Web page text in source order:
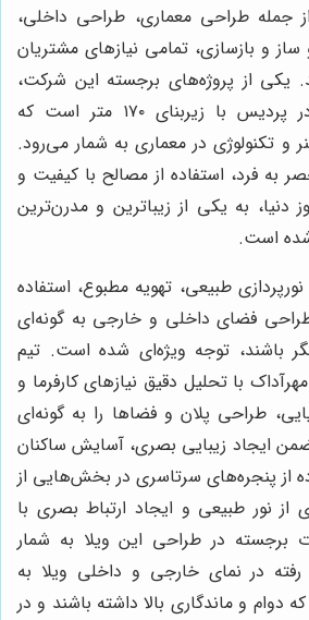
جمله طراحی معماری، طراحی داخلی،
و بازسازی، تمامی نیازهای مشتریان
از پروژه‌های برجسته این شرکت،
طراحی ویلای مدرن در پردیس با زیربنای ۱۷۰ متر است که
و تکنولوژی در معماری به شمار می‌رود.
به فرد، استفاده از مصالح با کیفیت و
دنیا، به یکی از زیباترین و مدرن‌ترین
شده است.
طبیعی، تهویه مطبوع، استفاده
فضای داخلی و خارجی به گونه‌ای
باشند، توجه ویژه‌ای شده است. تیم
با تحلیل دقیق نیازهای کارفرما و
طراحی پلان و فضاها را به گونه‌ای
ضمن ایجاد زیبایی بصری، آسایش ساکنان
از پنجره‌های سرتاسری در بخش‌هایی از
از نور طبیعی و ایجاد ارتباط بصری با
برجسته در طراحی این ویلا به شمار
در نمای خارجی و داخلی ویلا به
دوام و ماندگاری بالا داشته باشند و در